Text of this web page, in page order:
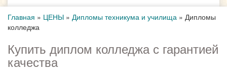
Главная » ЦЕНЫ » Дипломы техникума и училища » Дипломы
колледжа
Купить диплом колледжа с гарантией
качества